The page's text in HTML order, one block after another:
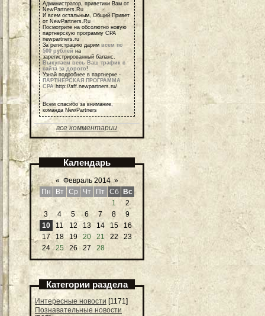
Администратор, приветики Вам от
NewPartners.Ru
И всем остальным, Общий Привет
от NewPartners.Ru
Посмотрите на обсолютно новую
партнерскую программу СРА
newpartners.ru
За регистрацию дарим всем по
500 рублей на
зарегистрированный баланс.
Выкупаем весь Ваш трафик с
сайта за дорого!
Узнай подробнее в партнерке -
ПАРТНЕРСКАЯ ПРОГРАММА
СРА http://aff.newpartners.ru/
Всем спасибо за внимание,
команда NewPartners
все комментарии
Календарь
« Февраль 2014 »
Пн
Вт Ср Чт Пт Сб
Вс
1
2
3
4 5 6 7 8
9
10
11 12 13 14 15
16
17
18 19 20 21 22
23
24
25 26 27 28
Категории раздела
Интересные новости [1171]
Познавательные новости